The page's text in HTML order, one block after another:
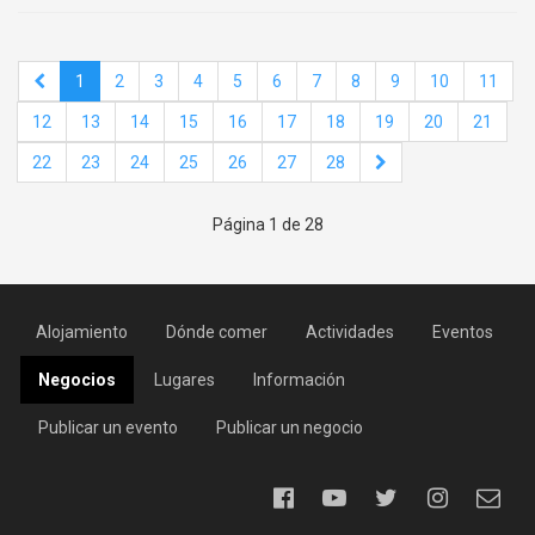
1 2 3 4 5 6 7 8 9 10 11
12 13 14 15 16 17 18 19 20 21
22 23 24 25 26 27 28
Página 1 de 28
Alojamiento Dónde comer Actividades Eventos
Negocios Lugares Información
Publicar un evento Publicar un negocio